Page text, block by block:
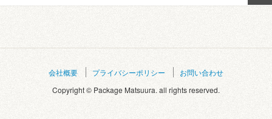
会社概要 プライバシーポリシー
お問い合わせ
Copyright © Package Matsuura. all rights reserved.